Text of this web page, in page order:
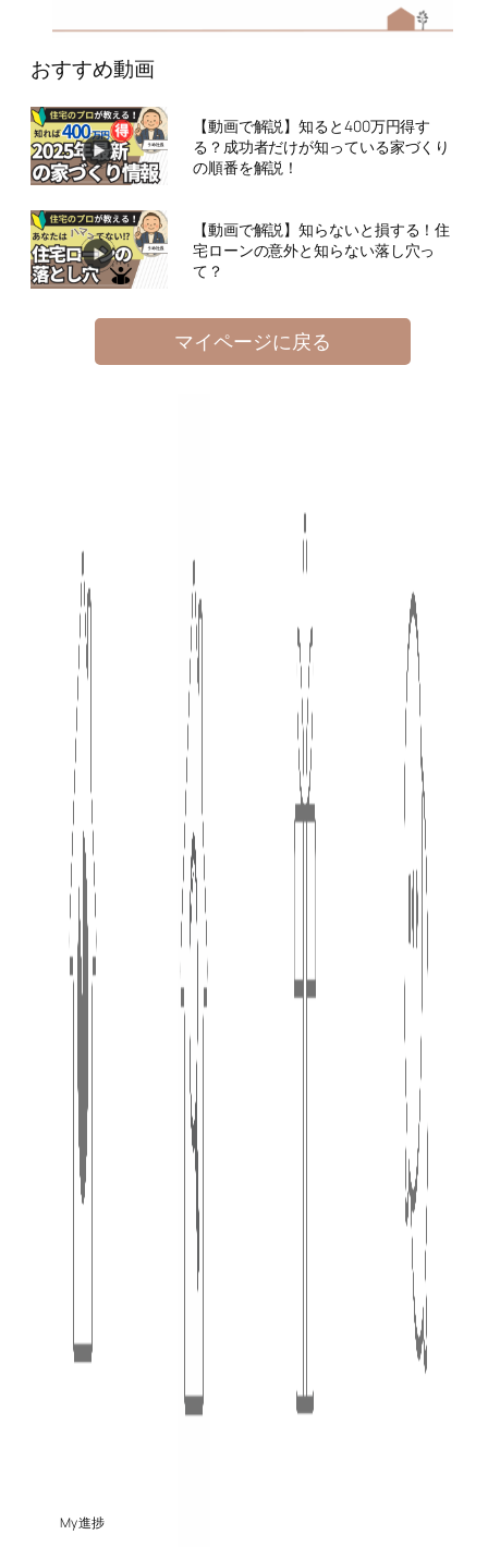
おすすめ動画
【動画で解説】知ると400万円得す
る？成功者だけが知っている家づくり
の順番を解説！
【動画で解説】知らないと損する！住
宅ローンの意外と知らない落し穴っ
て？
マイページに戻る
TOP
家づくりコンパス
相談・見学する
知る・学ぶ
私たちについて
プライバシーポリシー
会員登録/ログイン
平日・土日祝 / 9:00～19:00
住宅AIコンシェルジュ｜新しい家づくり
My 進捗